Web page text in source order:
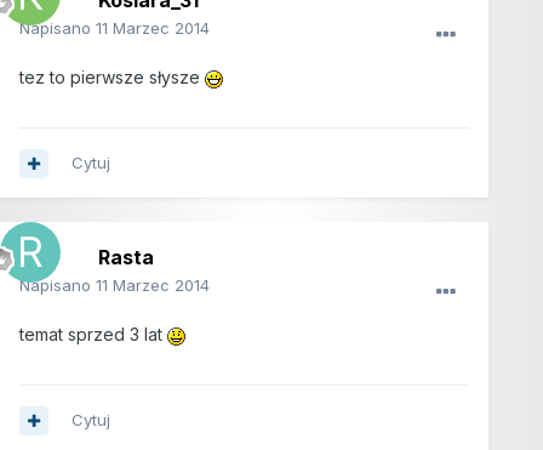
Napisano 11 Marzec 2014
tez to pierwsze słysze
Cytuj
Rasta
Napisano 11 Marzec 2014
temat sprzed 3 lat
Cytuj